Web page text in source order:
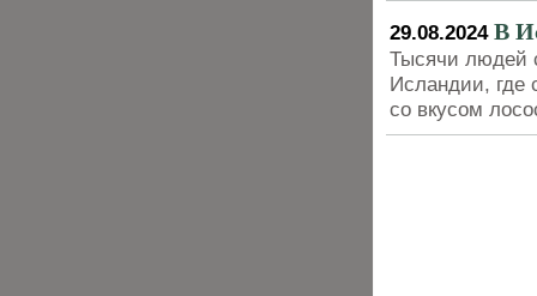
29.08.2024 В
Тысячи людей
Исландии, где
со вкусом